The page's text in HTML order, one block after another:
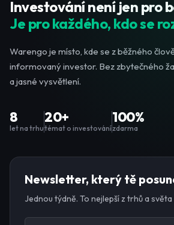
Investování není jen pro
Je pro každého, kdo se
Warengo je místo, kde se z běžného
informovaný investor. Bez zbytečného
a jasné vysvětlení.
8
let na trhu
20+
témat o investování
100%
zdarma
Newsletter, který tě
Jednou týdně. To nejlepší z trhů a světa